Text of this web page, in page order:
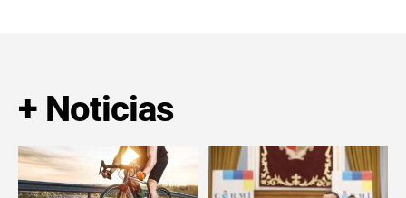
+ Noticias